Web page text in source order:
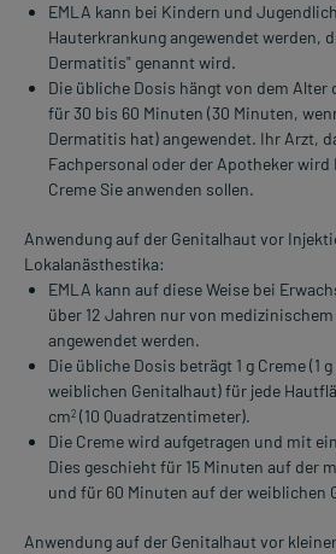
EMLA kann bei Kindern und
Hauterkrankung angewendet werden,
Dermatitis" genannt wird.
Die übliche Dosis hängt von dem Alter
für 30 bis 60 Minuten (30 Minuten,
Dermatitis hat) angewendet. Ihr Arzt,
Fachpersonal oder der Apotheker wird
Creme Sie anwenden sollen.
Anwendung auf der Genitalhaut vor
Lokalanästhestika:
EMLA kann auf diese Weise bei
über 12 Jahren nur von
angewendet werden.
Die übliche Dosis beträgt 1 g Creme (1
weiblichen Genitalhaut) für jede
cm2 (10 Quadratzentimeter).
Die Creme wird aufgetragen und mit
Dies geschieht für 15 Minuten auf der
und für 60 Minuten auf der weiblichen
Anwendung auf der Genitalhaut vor